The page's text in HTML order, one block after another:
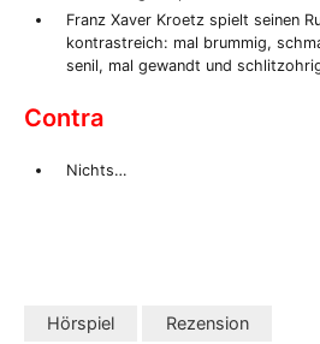
Franz Xaver Kroetz spielt seinen
kontrastreich: mal brummig,
senil, mal gewandt und
Contra
Nichts…
Hörspiel Rezension